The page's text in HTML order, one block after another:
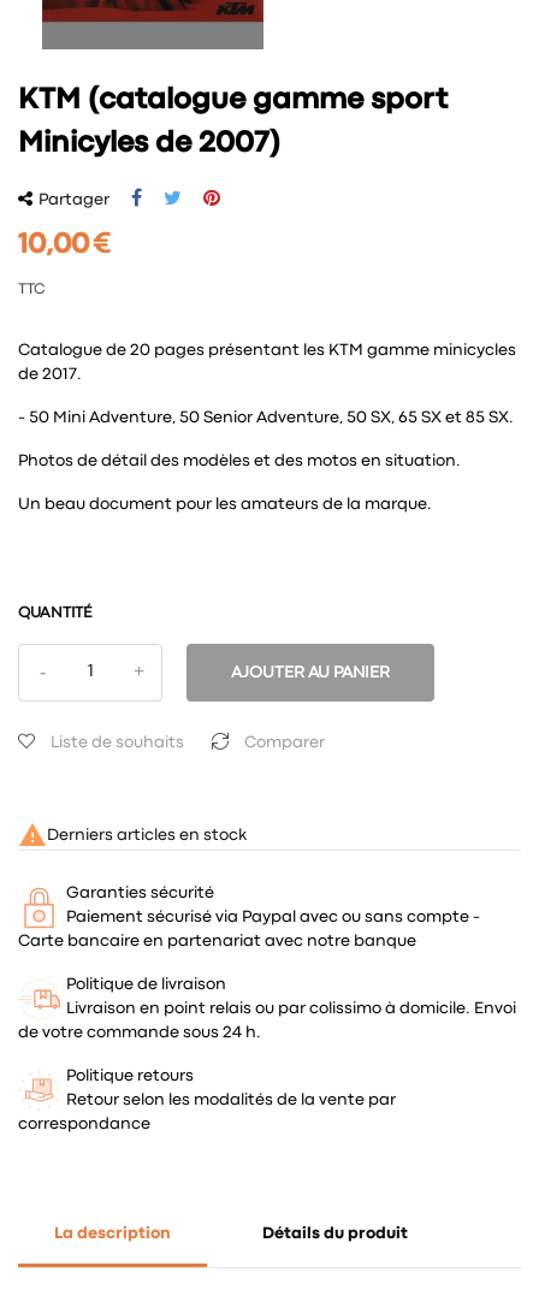
KTM (catalogue gamme sport
Minicyles de 2007)
Partager
10,00 €
TTC
Catalogue de 20 pages présentant les KTM gamme minicycles
de 2017.
- 50 Mini Adventure, 50 Senior Adventure, 50 SX, 65 SX et 85 SX.
Photos de détail des modèles et des motos en situation.
Un beau document pour les amateurs de la marque.
QUANTITÉ
AJOUTER AU PANIER
Liste de souhaits Comparer
 Derniers articles en stock
Garanties sécurité
Paiement sécurisé via Paypal avec ou sans compte -
Carte bancaire en partenariat avec notre banque
Politique de livraison
Livraison en point relais ou par colissimo à domicile. Envoi
de votre commande sous 24 h.
Politique retours
Retour selon les modalités de la vente par
correspondance
La description Détails du produit